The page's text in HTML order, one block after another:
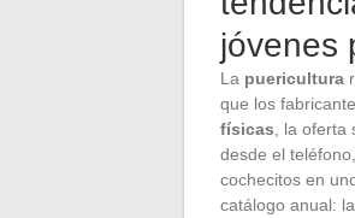
jóvenes
La puericultura
que los
físicas , la
desde el
cochecitos en
catálogo anual: